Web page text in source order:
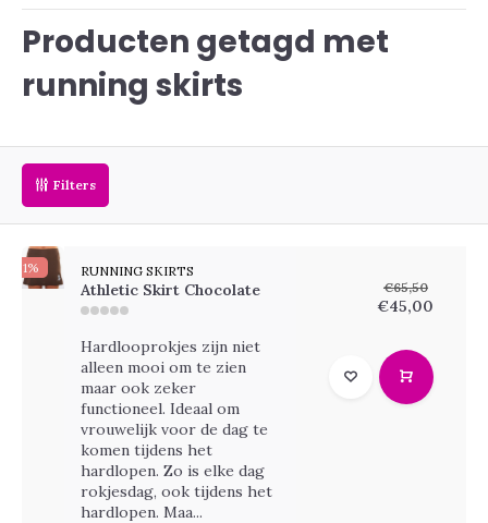
Producten getagd met
running skirts
Filters
-31% RUNNING SKIRTS
Athletic Skirt Chocolate
Hardlooprokjes zijn niet
alleen mooi om te zien
maar ook zeker
functioneel. Ideaal om
vrouwelijk voor de dag te
komen tijdens het
hardlopen. Zo is elke dag
rokjesdag, ook tijdens het
hardlopen. Maa...
€65,50
€45,00